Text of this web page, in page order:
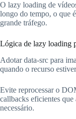
O lazy loading de
longo do tempo, o que
grande tráfego.
Lógica de lazy loading
Adotar data-src para
quando o recurso
Evite reprocessar o
callbacks eficientes
necessário.